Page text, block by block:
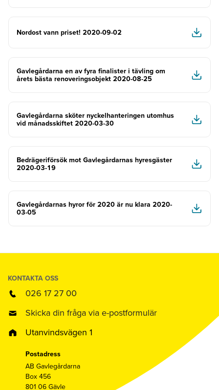
Nordost vann priset! 2020-09-02
Gavlegårdarna en av fyra finalister i tävling om
årets bästa renoveringsobjekt 2020-08-25
Gavlegårdarna sköter nyckelhanteringen utomhus
vid månadsskiftet 2020-03-30
Bedrägeriförsök mot Gavlegårdarnas hyresgäster
2020-03-19
Gavlegårdarnas hyror för 2020 är nu klara 2020-
03-05
KONTAKTA OSS
026 17 27 00
Skicka din fråga via e-postformulär
Utanvindsvägen 1
Postadress
AB Gavlegårdarna
Box 456
801 06 Gävle